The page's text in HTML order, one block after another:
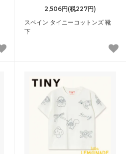
2,506円(税227円)
スペイン タイニーコットンズ 靴
下